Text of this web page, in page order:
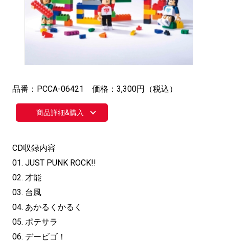
品番：PCCA-06421 価格：3,300円（税込）
商品詳細&購入
CD収録内容
01. JUST PUNK ROCK!!
02. 才能
03. 台風
04. あかるくかるく
05. ポテサラ
06. デービゴ！